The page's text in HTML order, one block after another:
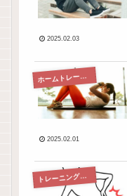
2025.02.03
ホ
ームトレーニング
2025.02.01
トレーニングを始める前に